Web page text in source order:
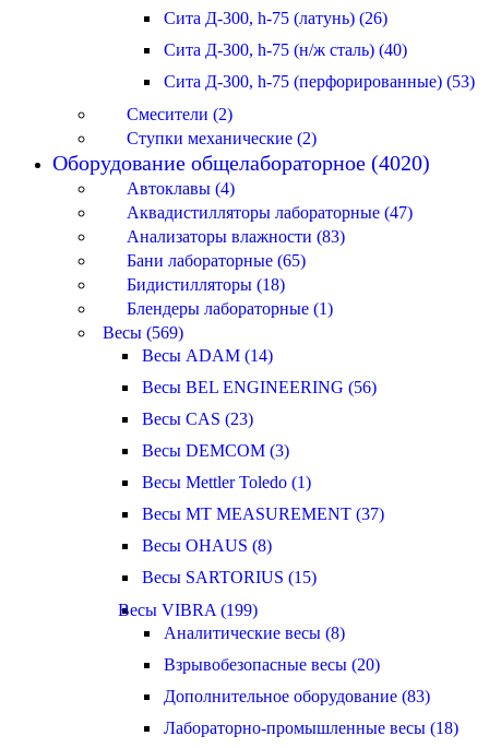
Сита Д-300, h-75 (латунь) (26)
Сита Д-300, h-75 (н/ж сталь) (40)
Сита Д-300, h-75 (перфорированные) (53)
Смесители (2)
Ступки механические (2)
Оборудование общелабораторное (4020)
Автоклавы (4)
Аквадистилляторы лабораторные (47)
Анализаторы влажности (83)
Бани лабораторные (65)
Бидистилляторы (18)
Блендеры лабораторные (1)
Весы (569)
Весы ADAM (14)
Весы BEL ENGINEERING (56)
Весы CAS (23)
Весы DEMCOM (3)
Весы Mettler Toledo (1)
Весы MT MEASUREMENT (37)
Весы OHAUS (8)
Весы SARTORIUS (15)
Весы VIBRA (199)
Аналитические весы (8)
Взрывобезопасные весы (20)
Дополнительное оборудование (83)
Лабораторно-промышленные весы (18)